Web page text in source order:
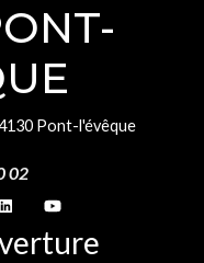
Pont-l'évêque
02
sur
Suivez-nous sur
Suivez-nous sur